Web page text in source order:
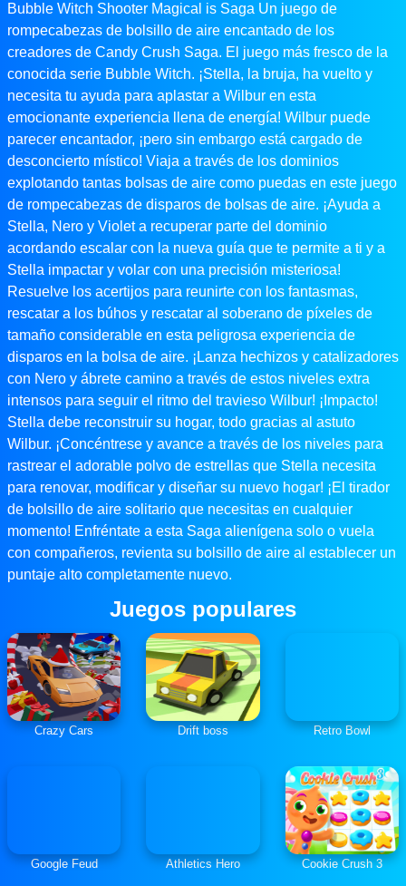
Bubble Witch Shooter Magical is Saga Un juego de
rompecabezas de bolsillo de aire encantado de los
creadores de Candy Crush Saga. El juego más fresco de la
conocida serie Bubble Witch. ¡Stella, la bruja, ha vuelto y
necesita tu ayuda para aplastar a Wilbur en esta
emocionante experiencia llena de energía! Wilbur puede
parecer encantador, ¡pero sin embargo está cargado de
desconcierto místico! Viaja a través de los dominios
explotando tantas bolsas de aire como puedas en este juego
de rompecabezas de disparos de bolsas de aire. ¡Ayuda a
Stella, Nero y Violet a recuperar parte del dominio
acordando escalar con la nueva guía que te permite a ti y a
Stella impactar y volar con una precisión misteriosa!
Resuelve los acertijos para reunirte con los fantasmas,
rescatar a los búhos y rescatar al soberano de píxeles de
tamaño considerable en esta peligrosa experiencia de
disparos en la bolsa de aire. ¡Lanza hechizos y catalizadores
con Nero y ábrete camino a través de estos niveles extra
intensos para seguir el ritmo del travieso Wilbur! ¡Impacto!
Stella debe reconstruir su hogar, todo gracias al astuto
Wilbur. ¡Concéntrese y avance a través de los niveles para
rastrear el adorable polvo de estrellas que Stella necesita
para renovar, modificar y diseñar su nuevo hogar! ¡El tirador
de bolsillo de aire solitario que necesitas en cualquier
momento! Enfréntate a esta Saga alienígena solo o vuela
con compañeros, revienta su bolsillo de aire al establecer un
puntaje alto completamente nuevo.
Juegos populares
Crazy Cars Drift boss Retro Bowl
Google Feud Athletics Hero Cookie Crush 3